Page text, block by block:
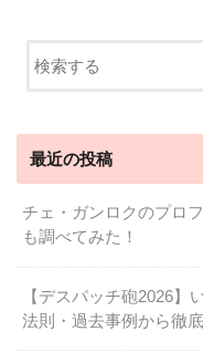
最近の投稿
チェ・ガンロクのプロ
も調べてみた！
【デスパッチ砲2026】
法則・過去事例から徹底